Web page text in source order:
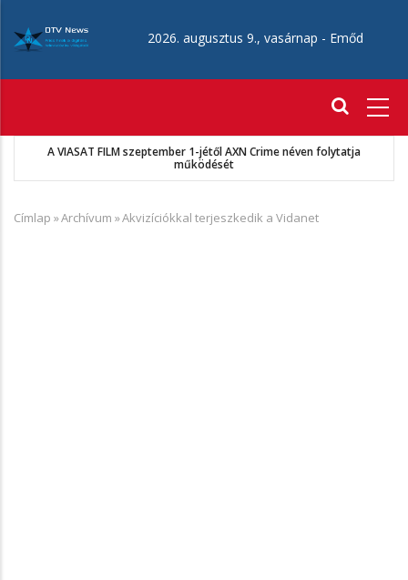
tartalomra
2026. augusztus 9., vasárnap - Emőd
A VIASAT FILM szeptember 1-jétől AXN Crime néven folytatja
működését
Morzsa
Címlap »Archívum »Akvizíciókkal terjeszkedik a Vidanet